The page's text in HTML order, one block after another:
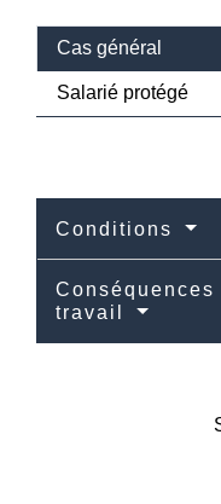
Cas général
Salarié protégé
Conditions
travail